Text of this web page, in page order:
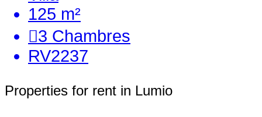
125 m²
3 Chambres
RV2237
Properties for rent in Lumio